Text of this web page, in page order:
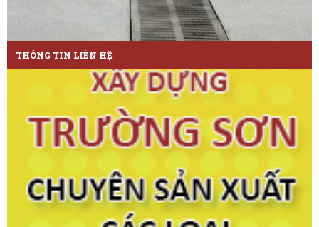
THÔNG TIN LIÊN HỆ